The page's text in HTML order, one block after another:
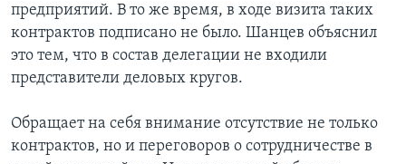
предприятий. В то же время, в ходе визита таких
контрактов подписано не было. Шанцев объяснил
это тем, что в состав делегации не входили
представители деловых кругов.
Обращает на себя внимание отсутствие не только
контрактов, но и переговоров о сотрудничестве в